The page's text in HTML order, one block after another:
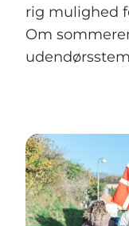
rig mulighed
Om